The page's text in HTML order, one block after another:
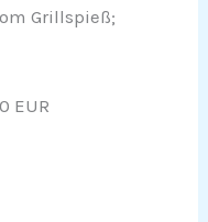
Grillspieß;
EUR